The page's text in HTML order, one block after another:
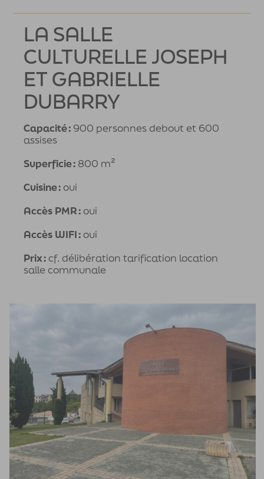
LA SALLE
CULTURELLE JOSEPH
ET GABRIELLE
DUBARRY
Capacité : 900 personnes debout et 600
assises
Superficie : 800 m²
Cuisine : oui
Accès PMR : oui
Accès WIFI : oui
Prix : cf. délibération tarification location
salle communale